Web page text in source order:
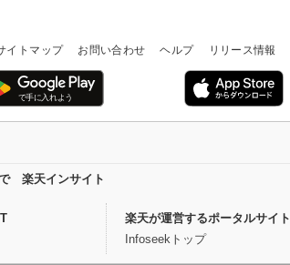
イトマップ お問い合わせ ヘルプ リリース情報
で 楽天インサイト
楽天が運営するポータルサイト
Infoseekトップ